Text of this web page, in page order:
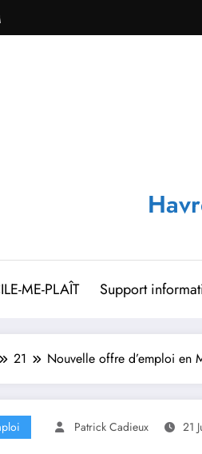
ME-PLAÎT Support
21 Nouvelle offre d’emploi en
Patrick Cadieux 21